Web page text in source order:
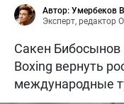
Автор: Умербеков
Эксперт, редактор
Сакен
Boxing вернуть
международные